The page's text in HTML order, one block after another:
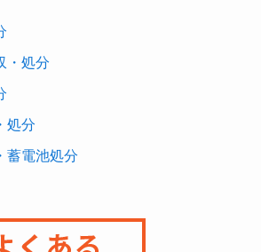
・処分
処分
蓄電池処分